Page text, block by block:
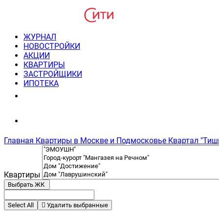
ЖУРНАЛ
НОВОСТРОЙКИ
АКЦИИ
КВАРТИРЫ
ЗАСТРОЙЩИКИ
ИПОТЕКА
Главная Квартиры в Москве и Подмосковье Квартал
Квартиры
Выбрать ЖК
Select All Удалить выбранные